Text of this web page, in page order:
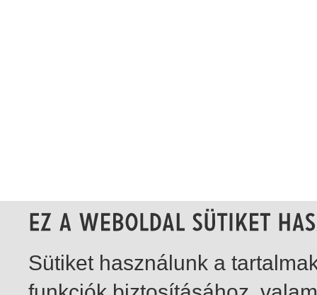
Sütiket használunk a